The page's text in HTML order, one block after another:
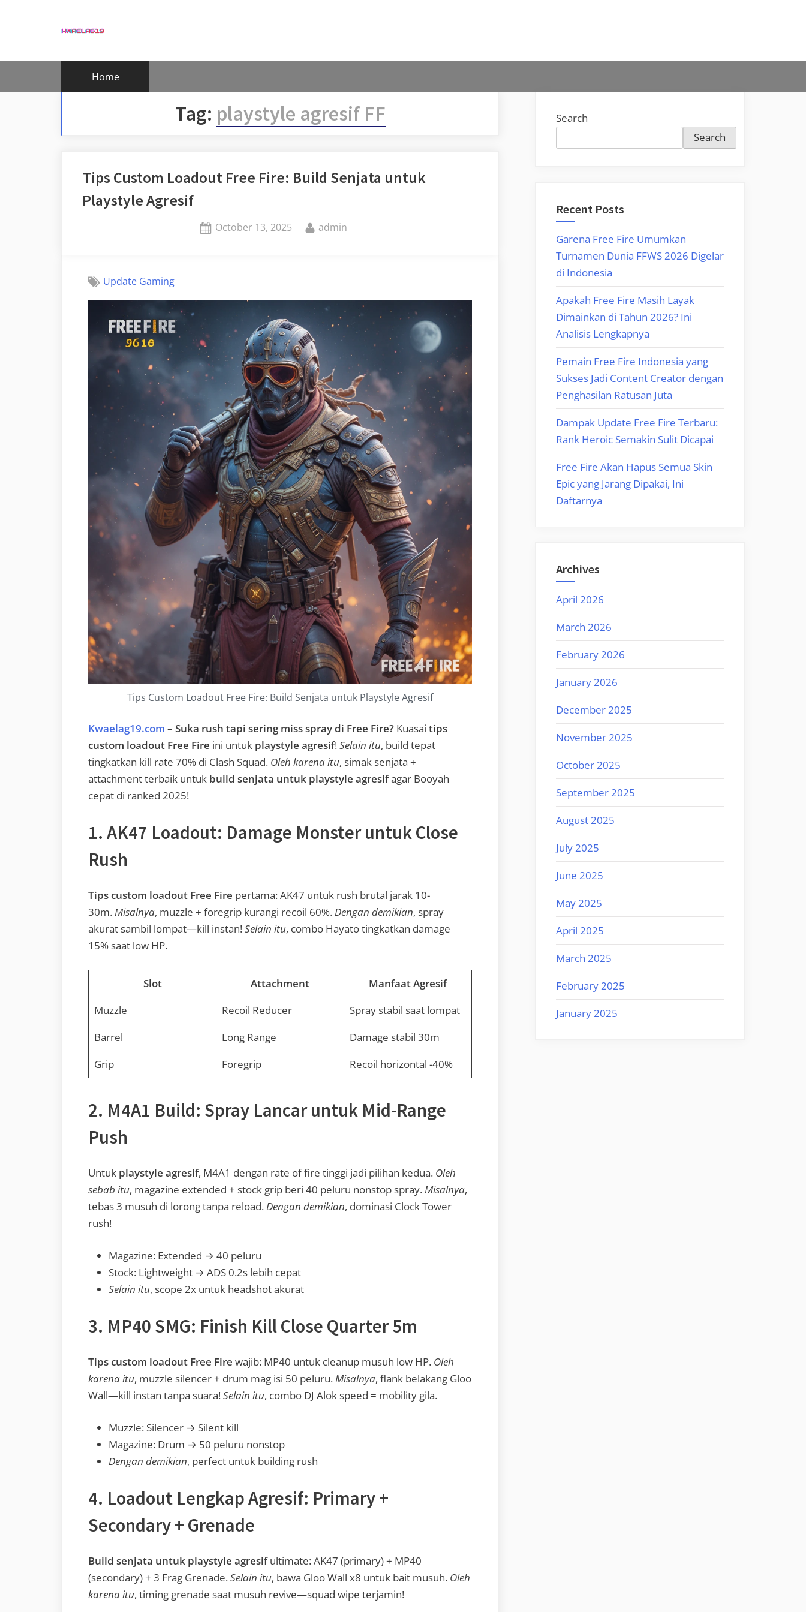
Home
Tag: playstyle agresif FF
Tips Custom Loadout Free Fire: Build Senjata untuk
Playstyle Agresif
Posted
October 13, 2025 By
admin
Update Gaming
Tips Custom Loadout Free Fire: Build Senjata untuk Playstyle Agresif
Kwaelag19.com – Suka rush tapi sering miss spray di Free Fire? Kuasai tips
custom loadout Free Fire ini untuk playstyle agresif!Selain itu, build tepat
tingkatkan kill rate 70% di Clash Squad. Oleh karena itu, simak senjata +
attachment terbaik untuk build senjata untuk playstyle agresifagar Booyah
cepat di ranked 2025!
1. AK47 Loadout: Damage Monster untuk Close
Rush
Tips custom loadout Free Fire pertama: AK47 untuk rush brutal jarak 10-
30m.Misalnya, muzzle + foregrip kurangi recoil 60%.Dengan demikian, spray
akurat sambil lompat—kill instan!Selain itu, combo Hayato tingkatkan damage
15% saat low HP.
Slot Attachment
Manfaat Agresif
Muzzle
Recoil Reducer
Spray stabil saat lompat
Barrel
Long Range
Damage stabil 30m
Grip
Foregrip Recoil horizontal -40%
2. M4A1 Build: Spray Lancar untuk Mid-Range
Push
Untuk playstyle agresif, M4A1 dengan rate of fire tinggi jadi pilihan kedua. Oleh
sebab itu, magazine extended + stock grip beri 40 peluru nonstop spray.Misalnya,
tebas 3 musuh di lorong tanpa reload.Dengan demikian, dominasi Clock Tower
rush!
Magazine: Extended → 40 peluru
Stock: Lightweight → ADS 0.2s lebih cepat
Selain itu, scope 2x untuk headshot akurat
3. MP40 SMG: Finish Kill Close Quarter 5m
Tips custom loadout Free Fire wajib: MP40 untuk cleanup musuh low HP. Oleh
karena itu, muzzle silencer + drum mag isi 50 peluru.Misalnya, flank belakang Gloo
Wall—kill instan tanpa suara!Selain itu, combo DJ Alok speed = mobility gila.
Muzzle: Silencer → Silent kill
Magazine: Drum → 50 peluru nonstop
Dengan demikian, perfect untuk building rush
4. Loadout Lengkap Agresif: Primary +
Secondary + Grenade
Build senjata untuk playstyle agresifultimate: AK47 (primary) + MP40
(secondary) + 3 Frag Grenade.Selain itu, bawa Gloo Wall x8 untuk bait musuh. Oleh
karena itu, timing grenade saat musuh revive—squad wipe terjamin!
Search
Search
Recent Posts
Garena Free Fire Umumkan
Turnamen Dunia FFWS 2026 Digelar
di Indonesia
Apakah Free Fire Masih Layak
Dimainkan di Tahun 2026? Ini
Analisis Lengkapnya
Pemain Free Fire Indonesia yang
Sukses Jadi Content Creator dengan
Penghasilan Ratusan Juta
Dampak Update Free Fire Terbaru:
Rank Heroic Semakin Sulit Dicapai
Free Fire Akan Hapus Semua Skin
Epic yang Jarang Dipakai, Ini
Daftarnya
Archives
April 2026
March 2026
February 2026
January 2026
December 2025
November 2025
October 2025
September 2025
August 2025
July 2025
June 2025
May 2025
April 2025
March 2025
February 2025
January 2025